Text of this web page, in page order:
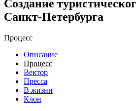
Создание
Санкт-Петербурга
Процесс
Описание
Процесс
Вектор
Пресса
В жизни
Клон